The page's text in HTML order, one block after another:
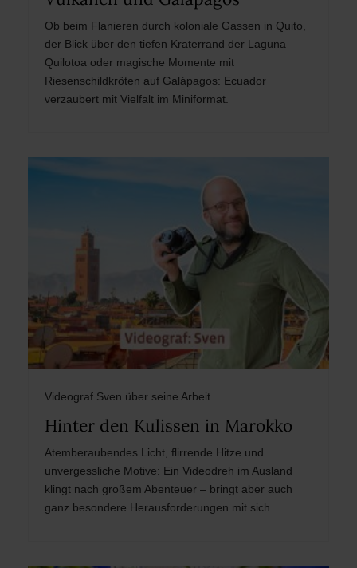
Ob beim Flanieren durch koloniale Gassen in Quito,
der Blick über den tiefen Kraterrand der Laguna
Quilotoa oder magische Momente mit
Riesenschildkröten auf Galápagos: Ecuador
verzaubert mit Vielfalt im Miniformat.
Videograf Sven über seine Arbeit
Hinter den Kulissen in Marokko
Atemberaubendes Licht, flirrende Hitze und
unvergessliche Motive: Ein Videodreh im Ausland
klingt nach großem Abenteuer – bringt aber auch
ganz besondere Herausforderungen mit sich.